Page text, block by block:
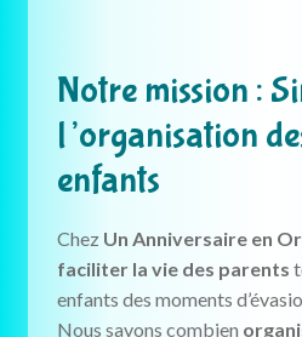
Notre mission :
l’organisation
enfants
Chez Un Anniversaire en Or
faciliter la vie des parents
enfants des moments
Nous savons combien